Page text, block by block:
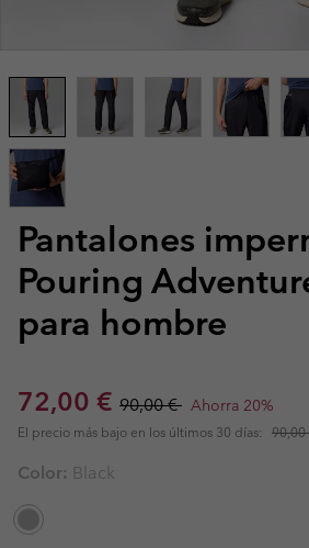
Pantalones
Pouring
para hombre
Sale price:
72,00 € Regular price:
90,00 € Ahorra 20%
El precio más bajo en los últimos 30 días: 90,00
Color: Black